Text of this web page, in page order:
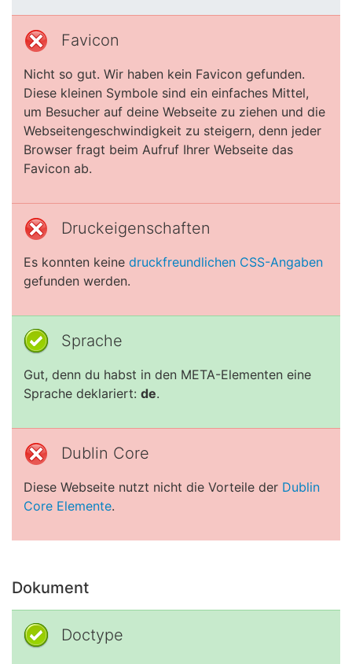
Favicon
Nicht so gut. Wir haben kein Favicon gefunden.
Diese kleinen Symbole sind ein einfaches Mittel,
um Besucher auf deine Webseite zu ziehen und die
Webseitengeschwindigkeit zu steigern, denn jeder
Browser fragt beim Aufruf Ihrer Webseite das
Favicon ab.
Druckeigenschaften
Es konnten keine druckfreundlichen CSS-Angaben
gefunden werden.
Sprache
Gut, denn du habst in den META-Elementen eine
Sprache deklariert: de.
Dublin Core
Diese Webseite nutzt nicht die Vorteile der Dublin
Core Elemente.
Dokument
Doctype